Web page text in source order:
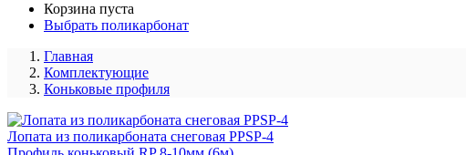
Корзина пуста
Выбрать поликарбонат
Главная
Комплектующие
Коньковые профиля
Лопата из поликарбоната снеговая PPSP-4